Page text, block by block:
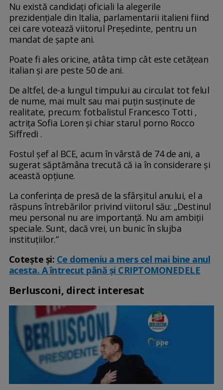
Nu există candidați oficiali la alegerile
prezidențiale din Italia, parlamentarii italieni fiind
cei care votează viitorul Președinte, pentru un
mandat de șapte ani.
Poate fi ales oricine, atâta timp cât este cetățean
italian și are peste 50 de ani.
De altfel, de-a lungul timpului au circulat tot felul
de nume, mai mult sau mai puțin susținute de
realitate, precum: fotbalistul Francesco Totti ,
actrița Sofia Loren și chiar starul porno Rocco
Siffredi .
Fostul șef al BCE, acum în vârstă de 74 de ani, a
sugerat săptămâna trecută că ia în considerare și
această opțiune.
La conferința de presă de la sfârșitul anului, el a
răspuns întrebărilor privind viitorul său: „Destinul
meu personal nu are importanță. Nu am ambiții
speciale. Sunt, dacă vrei, un bunic în slujba
instituțiilor.”
Cotește și: Ce domeniu a mers cel mai bine anul
acesta. A întrecut până și CRIPTOMONEDELE
Berlusconi, direct interesat